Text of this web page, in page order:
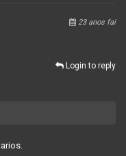
23 anos fai
Login to reply